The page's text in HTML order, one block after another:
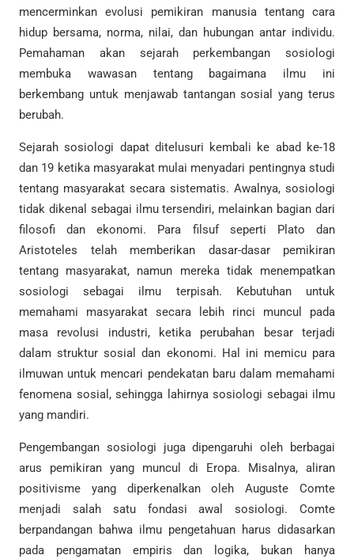
mencerminkan evolusi pemikiran manusia tentang cara
hidup bersama, norma, nilai, dan hubungan antar individu.
Pemahaman akan sejarah perkembangan sosiologi
membuka wawasan tentang bagaimana ilmu ini
berkembang untuk menjawab tantangan sosial yang terus
berubah.
Sejarah sosiologi dapat ditelusuri kembali ke abad ke-18
dan 19 ketika masyarakat mulai menyadari pentingnya studi
tentang masyarakat secara sistematis. Awalnya, sosiologi
tidak dikenal sebagai ilmu tersendiri, melainkan bagian dari
filosofi dan ekonomi. Para filsuf seperti Plato dan
Aristoteles telah memberikan dasar-dasar pemikiran
tentang masyarakat, namun mereka tidak menempatkan
sosiologi sebagai ilmu terpisah. Kebutuhan untuk
memahami masyarakat secara lebih rinci muncul pada
masa revolusi industri, ketika perubahan besar terjadi
dalam struktur sosial dan ekonomi. Hal ini memicu para
ilmuwan untuk mencari pendekatan baru dalam memahami
fenomena sosial, sehingga lahirnya sosiologi sebagai ilmu
yang mandiri.
Pengembangan sosiologi juga dipengaruhi oleh berbagai
arus pemikiran yang muncul di Eropa. Misalnya, aliran
positivisme yang diperkenalkan oleh Auguste Comte
menjadi salah satu fondasi awal sosiologi. Comte
berpandangan bahwa ilmu pengetahuan harus didasarkan
pada pengamatan empiris dan logika, bukan hanya